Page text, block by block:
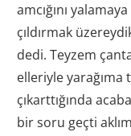
amcığını
çıldırmak
dedi. Teyzem
elleriyle yarağıma
çıkarttığında
bir soru geçti